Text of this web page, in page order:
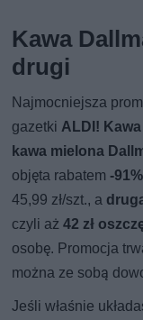
Kawa
drugi
Najmocniejsza
gazetki ALDI!
kawa mielona
objęta rabatem-
45,99 zł/szt., a
czyli aż42 zł
osobę. Promocja
można ze sobą
Jeśli właśnie